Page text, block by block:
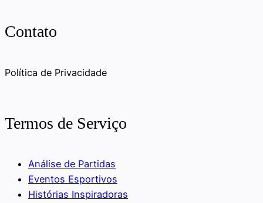
Contato
Política de Privacidade
Termos de Serviço
Análise de Partidas
Eventos Esportivos
Histórias Inspiradoras